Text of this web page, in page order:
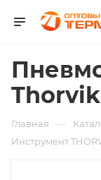
Thorvik
Главная —
Инструмент